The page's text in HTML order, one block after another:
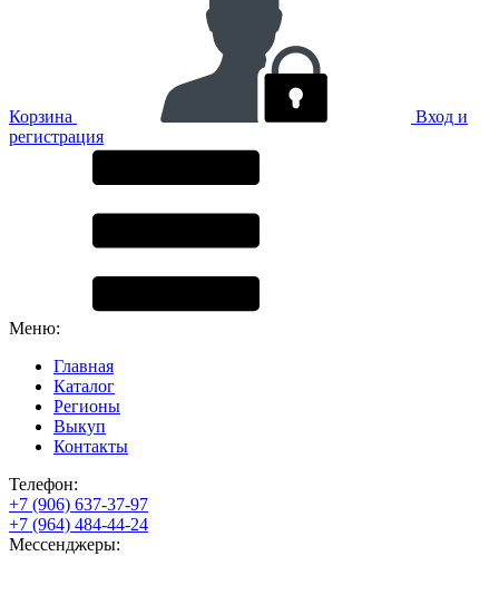
Корзина
Вход и
регистрация
Меню:
Главная
Каталог
Регионы
Выкуп
Контакты
Телефон:
+7 (906) 637-37-97
+7 (964) 484-44-24
Мессенджеры: